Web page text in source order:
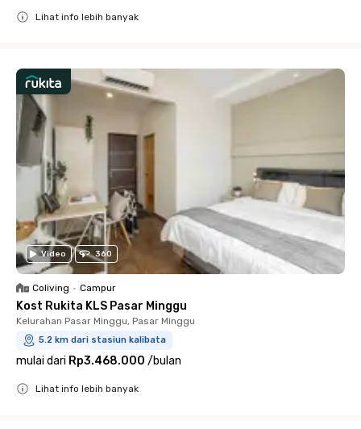
Lihat info lebih banyak
Video 360
Coliving • Campur
Kost Rukita KLS Pasar Minggu
Kelurahan Pasar Minggu, Pasar Minggu
5.2 km dari stasiun kalibata
mulai dari Rp3.468.000 /bulan
Lihat info lebih banyak